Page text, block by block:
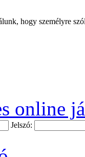
hogy személyre
online
Jelszó: